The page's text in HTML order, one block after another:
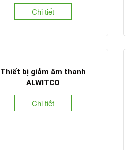
Chi tiết
Thiết bị giảm âm thanh
ALWITCO
Chi tiết